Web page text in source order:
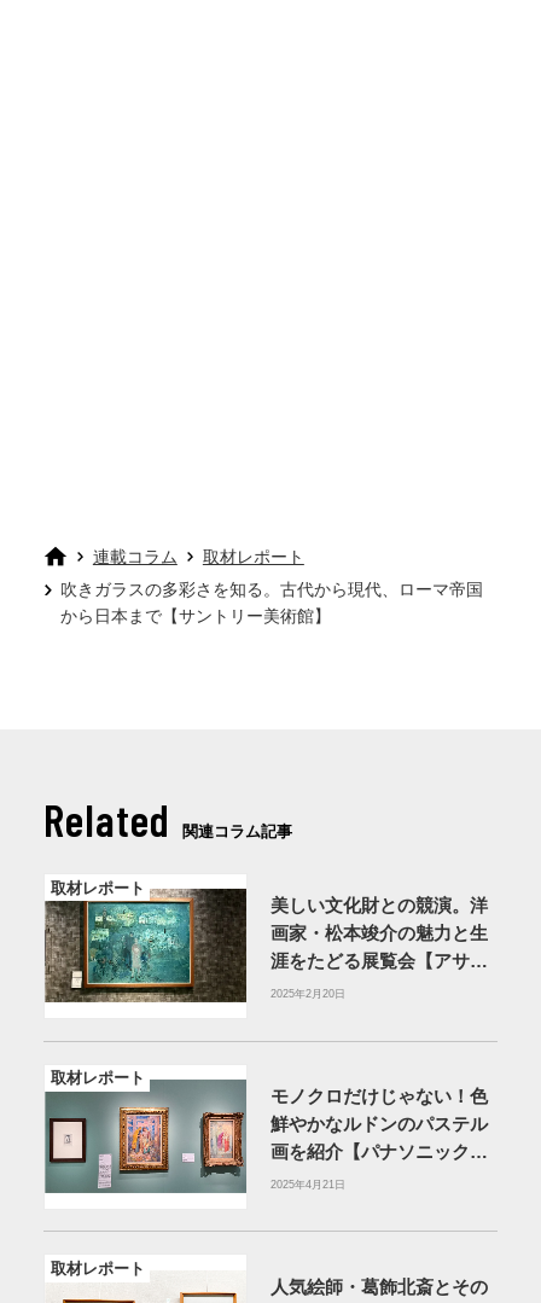
連載コラム
取材レポート
吹きガラスの多彩さを知る。古代から現代、ローマ帝国
から日本まで【サントリー美術館】
Related 関連コラム記事
取材レポート
美しい文化財との競演。洋
画家・松本竣介の魅力と生
涯をたどる展覧会【アサヒ
グループ大山崎山荘美術
2025年2月20日
取材レポート
モノクロだけじゃない！色
鮮やかなルドンのパステル
画を紹介【パナソニック汐
留美術館】
2025年4月21日
取材レポート
人気絵師・葛飾北斎とその